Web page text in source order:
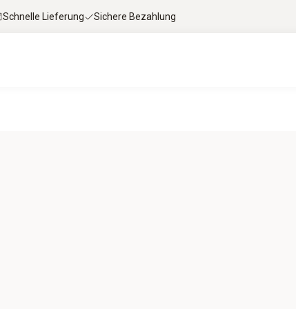
Schnelle Lieferung Sichere Bezahlung